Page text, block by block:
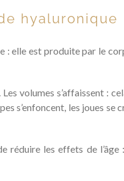
hyaluronique
: elle est produite par le
volumes s’affaissent :
s’enfoncent, les joues
réduire les effets de